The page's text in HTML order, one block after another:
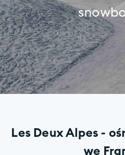
Les Deux Alpes -
we